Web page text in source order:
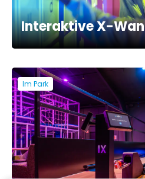
Interaktive X-
Im Park